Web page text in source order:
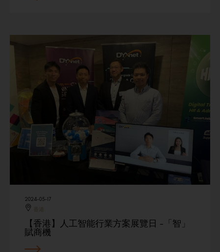
2024-05-17
香港
【香港】人工智能行業方案展覽日 -「智」
賦商機